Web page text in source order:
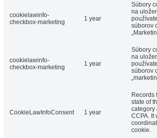
cookielawinfo-
checkbox-marketing
1 year
Súbory
na
súborov
cookielawinfo-
checkbox-marketing
1 year
Súbory
na
súborov
CookieLawInfoConsent 1 year
Records
state of
category
CCPA. It
cookie.